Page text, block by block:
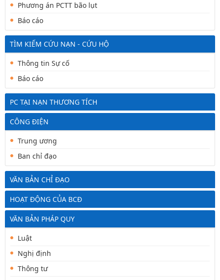
Phương án PCTT bão lụt
Báo cáo
TÌM KIẾM CỨU NẠN - CỨU HỘ
Thông tin Sự cố
Báo cáo
PC TẠI NẠN THƯƠNG TÍCH
CÔNG ĐIỆN
Trung ương
Ban chỉ đạo
VĂN BẢN CHỈ ĐẠO
HOẠT ĐỘNG CỦA BCĐ
VĂN BẢN PHÁP QUY
Luật
Nghị định
Thông tư